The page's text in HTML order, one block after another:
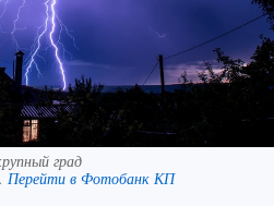
град
Перейти в Фотобанк КП